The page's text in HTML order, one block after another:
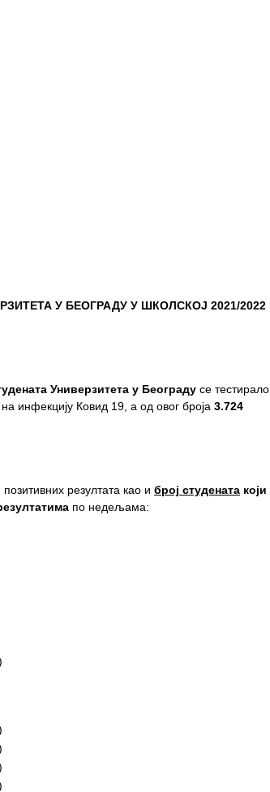
У БЕОГРАДУ У ШКОЛСКОЈ 2021/2022
aта Универзитета у Београду се тестиралo
инфекцију Ковид 19, а од овог броја 3.724
резултата као и број студената који
по недељама: